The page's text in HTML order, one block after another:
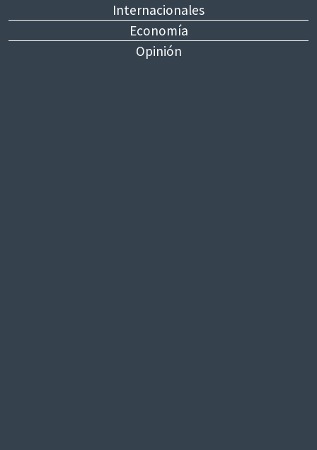
Internacionales
Economía
Opinión